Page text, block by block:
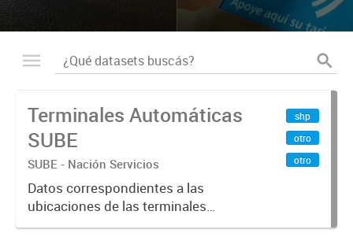
Terminales Automáticas
SUBE
SUBE - Nación Servicios
Datos correspondientes a las
ubicaciones de las terminales
automáticas de auto servicio (TAS)
shp
otro
otro